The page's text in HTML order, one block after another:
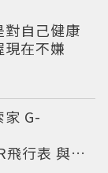
對自己健康
在不嫌
家 G-
飛行表 與天